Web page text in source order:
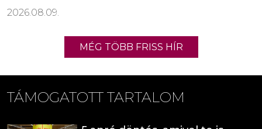
2026.08.09.
MÉG TÖBB FRISS HÍR
TÁMOGATOTT TARTALOM